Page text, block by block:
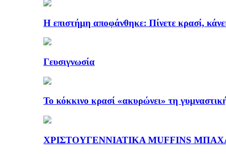
Η επιστήμη αποφάνθηκε: Πίνετε κρασί,
Γευσιγνωσία
Το κόκκινο κρασί «ακυρώνει» τη
ΧΡΙΣΤΟΥΓΕΝΝΙΑΤΙΚΑ MUFFINS